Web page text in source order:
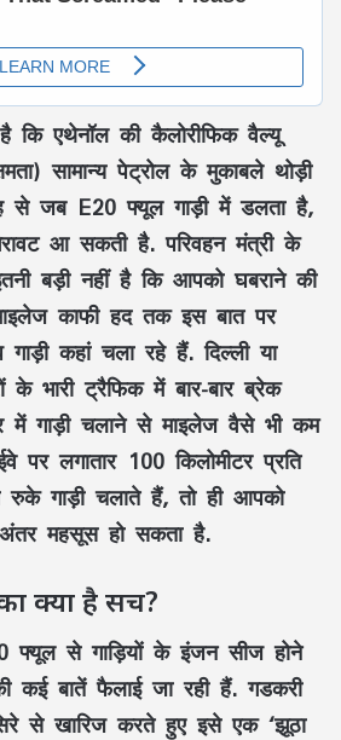
कि एथेनॉल की कैलोरीफिक वैल्यू
सामान्य पेट्रोल के मुकाबले थोड़ी
से जब E20 फ्यूल गाड़ी में डलता है,
आ सकती है. परिवहन मंत्री के
बड़ी नहीं है कि आपको घबराने की
काफी हद तक इस बात पर
कहां चला रहे हैं. दिल्ली या
भारी ट्रैफिक में बार-बार ब्रेक
में गाड़ी चलाने से माइलेज वैसे भी कम
लगातार 100 किलोमीटर प्रति
रुके गाड़ी चलाते हैं, तो ही आपको
महसूस हो सकता है.
क्या है सच?
फ्यूल से गाड़ियों के इंजन सीज होने
कई बातें फैलाई जा रही हैं. गडकरी
से खारिज करते हुए इसे एक ‘झूठा